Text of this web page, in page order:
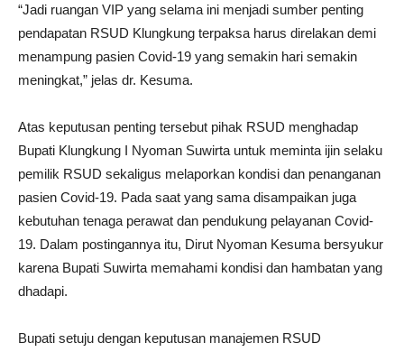
“Jadi ruangan VIP yang selama ini menjadi sumber penting
pendapatan RSUD Klungkung terpaksa harus direlakan demi
menampung pasien Covid-19 yang semakin hari semakin
meningkat,” jelas dr. Kesuma.
Atas keputusan penting tersebut pihak RSUD menghadap
Bupati Klungkung I Nyoman Suwirta untuk meminta ijin selaku
pemilik RSUD sekaligus melaporkan kondisi dan penanganan
pasien Covid-19. Pada saat yang sama disampaikan juga
kebutuhan tenaga perawat dan pendukung pelayanan Covid-
19. Dalam postingannya itu, Dirut Nyoman Kesuma bersyukur
karena Bupati Suwirta memahami kondisi dan hambatan yang
dhadapi.
Bupati setuju dengan keputusan manajemen RSUD